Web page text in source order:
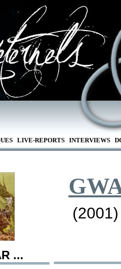
LIVE-REPORTS INTERVIEWS
...